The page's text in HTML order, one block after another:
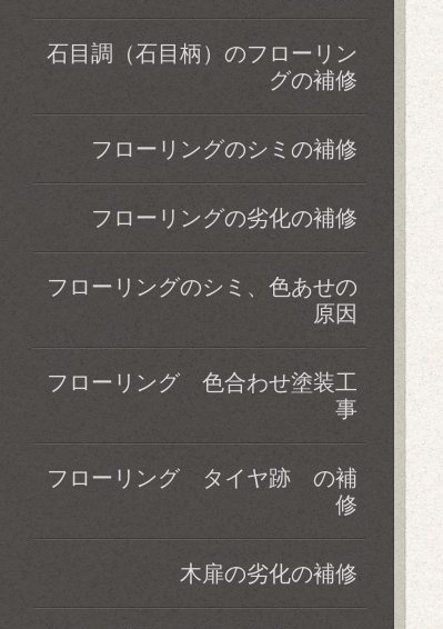
石目調（石目柄）のフローリン
グの補修
フローリングのシミの補修
フローリングの劣化の補修
フローリングのシミ、色あせの
原因
フローリング 色合わせ塗装工
事
フローリング タイヤ跡 の補
修
木扉の劣化の補修